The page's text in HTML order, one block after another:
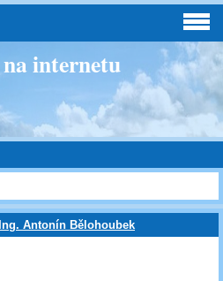
internetu
Antonín Bělohoubek